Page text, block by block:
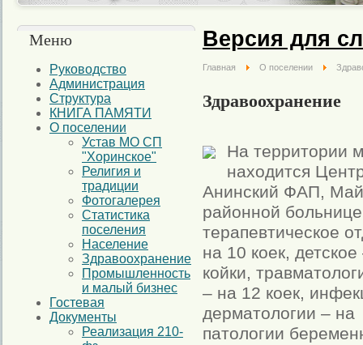
Меню
Руководство
Администрация
Структура
КНИГА ПАМЯТИ
О поселении
Устав МО СП
"Хоринское"
Религия и
традиции
Фотогалерея
Статистика
поселения
Население
Здравоохранение
Промышленность
и малый бизнес
Гостевая
Документы
Реализация 210-
Версия для
Главная О поселении
Здравоохранение
На территории
находится
Анинский ФАП,
районной
терапевтическое
на 10 коек,
койки,
– на 12 коек,
дерматологии – на
патологии